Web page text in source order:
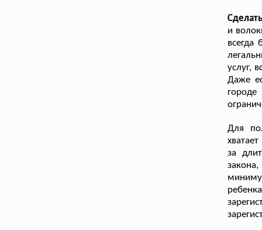
и
всегда
услуг,
Даже
Для
за